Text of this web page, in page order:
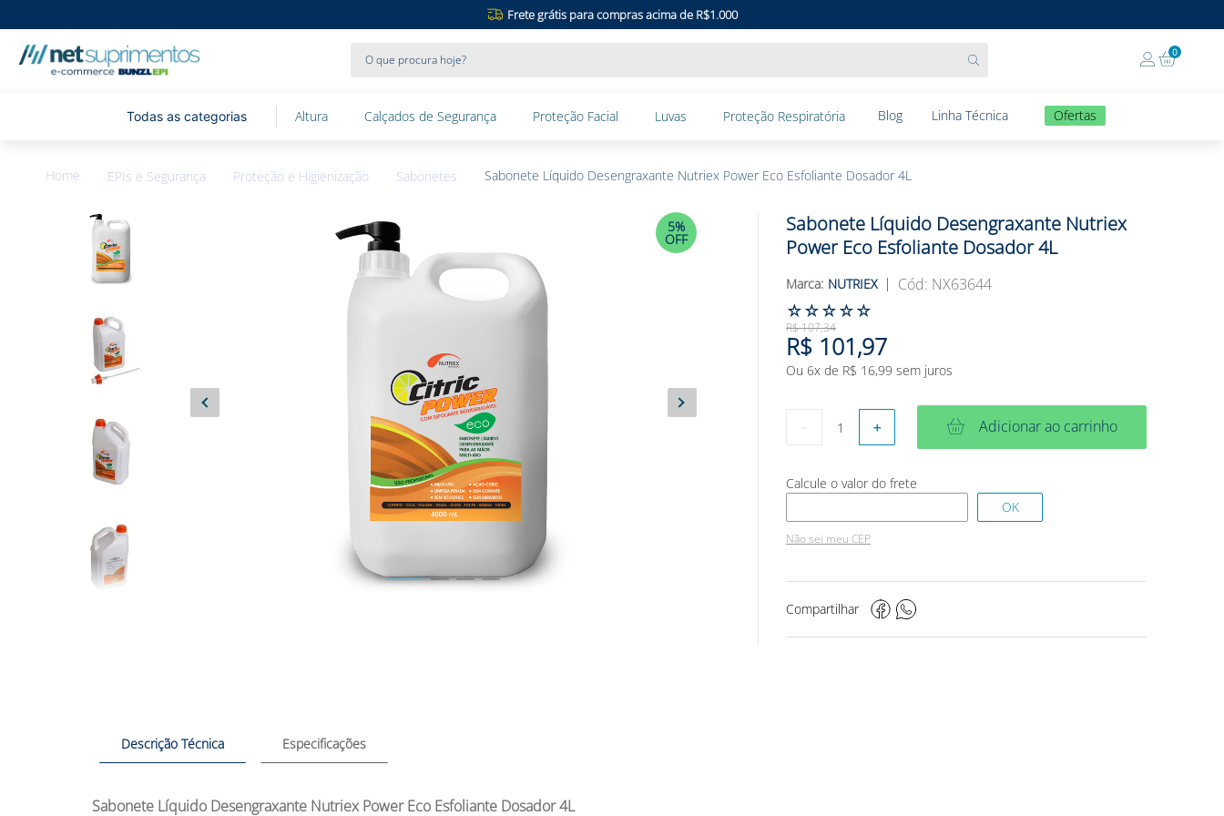
Frete grátis para compras acima de R$1.000
0
Altura Calçados de Segurança Proteção Facial Luvas Proteção Respiratória Blog Linha Técnica Ofertas
EPIs e Segurança Proteção e Higienização Sabonetes Sabonete Líquido Desengraxante Nutriex Power Eco Esfoliante Dosador 4L
5%
OFF
Sabonete Líquido Desengraxante Nutriex
Power Eco Esfoliante Dosador 4L
NUTRIEX : NX63644
☆☆☆☆☆
R$107,34
R$ 101,97
Ou 6x de R$ 16,99 sem juros
＋ Adicionar ao carrinho
Não sei meu CEP
Compartilhar
Descrição Técnica Especificações
Sabonete Líquido Desengraxante Nutriex Power Eco Esfoliante Dosador 4L